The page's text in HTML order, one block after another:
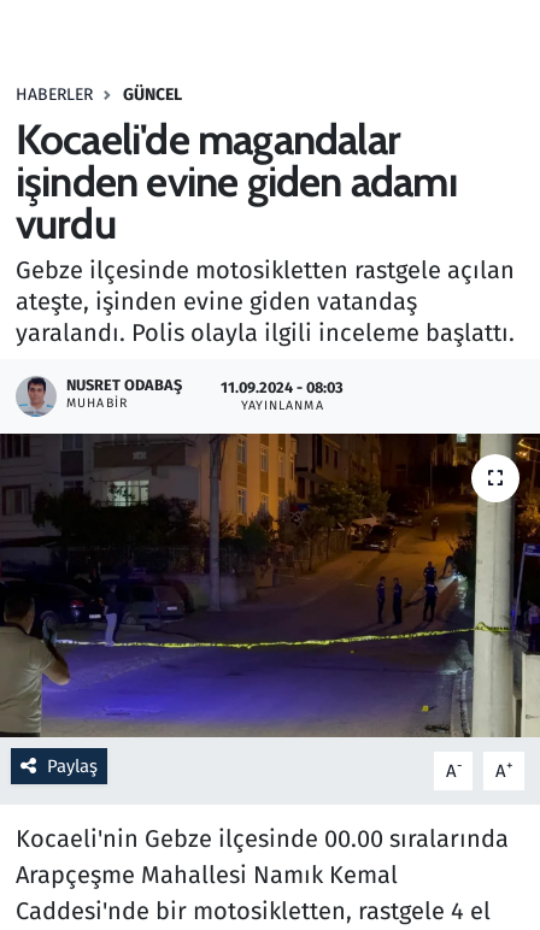
HABERLER GÜNCEL
Kocaeli'de magandalar
işinden evine giden adamı
vurdu
Gebze ilçesinde motosikletten rastgele açılan
ateşte, işinden evine giden vatandaş
yaralandı. Polis olayla ilgili inceleme başlattı.
NUSRET ODABAŞ
MUHABIR
11.09.2024 - 08:03
YAYINLANMA
Paylaş A- A+
Kocaeli'nin Gebze ilçesinde 00.00 sıralarında
Arapçeşme Mahallesi Namık Kemal
Caddesi'nde bir motosikletten, rastgele 4 el
Haber
Kültür Sanat
Kurumsal Haberler
Lezzet Durağı
Memur ve Kamu
Otomobil
Oyun
Resmi İlanlar
Rüya Tabirleri
Sağlık
Savunma Sanayi
Seçim 2023
Spor